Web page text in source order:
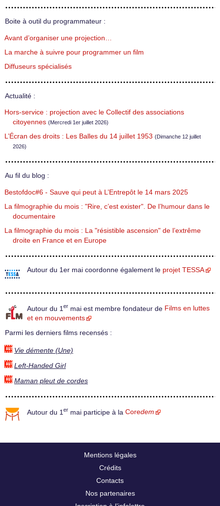
Boite à outil du programmateur :
Avant d’organiser une projection…
La marche à suivre pour programmer un film
Diffuseurs spécialisés
Actualité :
Hors-service : projection avec le Collectif des associations
citoyennes (Mercredi 1er juillet 2026)
L’Écran des droits : Les Balles du 14 juillet 1953 (Dimanche 12 juillet
2026)
Au fil du blog :
Bestofdoc#6 - Sauve qui peut à L’Entrepôt le 14 mars 2025
La filmographie du mois : "Rire, c’est exister". De l’humour dans le
documentaire
La filmographie du mois : La "résistible ascension" de l’extrême
droite en France et en Europe
Autour du 1er mai coordonne également le projet TESSA
Autour du 1 er mai est membre fondateur de Films en luttes
et en mouvements
Parmi les derniers films recensés :
Vie démente (Une)
Left-Handed Girl
Maman pleut de cordes
Autour du 1 er mai participe à la Coredem
Mentions légales
Crédits
Contacts
Nos partenaires